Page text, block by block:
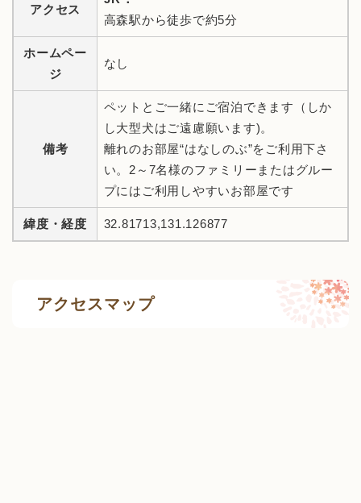
アクセス
高森駅から徒歩で約5分
ホームペー
ジ
なし
備考
ペットとご一緒にご宿泊できます（しか
し大型犬はご遠慮願います)。
離れのお部屋“はなしのぶ”をご利用下さ
い。2～7名様のファミリーまたはグルー
プにはご利用しやすいお部屋です
緯度・経度 32.81713,131.126877
アクセスマップ